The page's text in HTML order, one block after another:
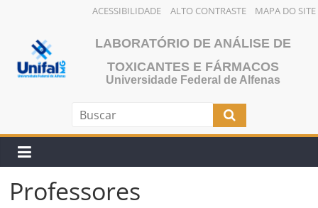
ACESSIBILIDADE ALTO CONTRASTE MAPA DO SITE
conteúdo
LABORATÓRIO DE ANÁLISE DE
TOXICANTES E FÁRMACOS
Universidade Federal de Alfenas
Professores